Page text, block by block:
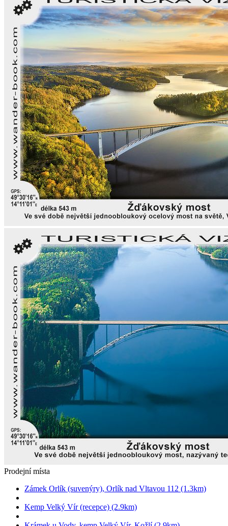
Prodejní místa
Zámek Orlík (suvenýry), Orlík nad Vltavou 112 (1.3km)
Kemp Velký Vír (recepce) (2.9km)